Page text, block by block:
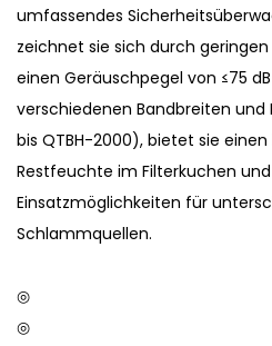
umfassendes
zeichnet sie sich durch
einen Geräuschpegel von ≤75
verschiedenen Bandbreiten und
bis QTBH-2000), bietet sie
Restfeuchte im Filterkuchen
Einsatzmöglichkeiten für
Schlammquellen.
◎
◎